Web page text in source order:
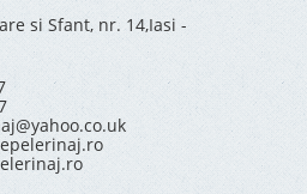
si Sfant, nr. 14,Iasi -